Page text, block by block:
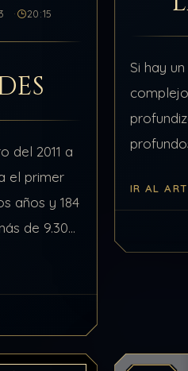
20:15
del 2011 a
el primer
años y 184
de 9.300
Si hay
IR AL